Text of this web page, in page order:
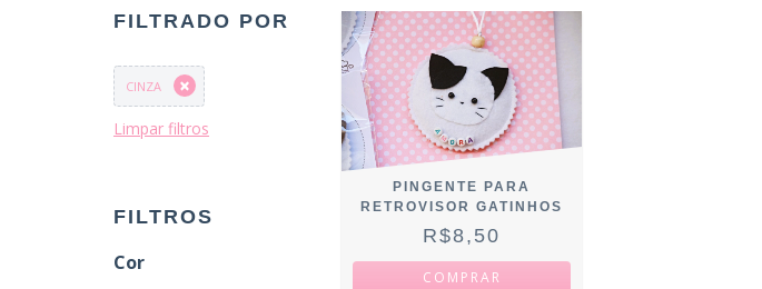
FILTRADO POR
CINZA
Limpar filtros
FILTROS
Cor
PINGENTE PARA
RETROVISOR GATINHOS
R$8,50
COMPRAR